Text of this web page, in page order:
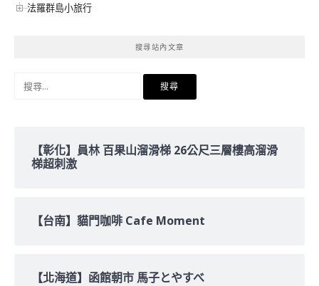
法羅群島小旅行
搜尋站內文章
【彰化】員林 百果山溜滑梯 26公尺三層樓高溜滑
梯超刺激
【台南】貓門咖啡 Cafe Moment
【北海道】函館朝市 馬子とやすべ